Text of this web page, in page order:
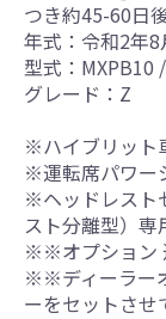
つき約45-60日
年式：令和2年8
型式：MXPB10
グレード：Z
※ハイブリット
※運転席パワー
※ヘッドレスト
スト分離型）専
※※オプション
※※ディーラー
ーをセットさせ